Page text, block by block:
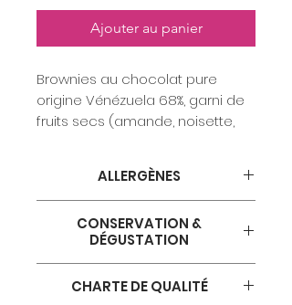
Ajouter au panier
Brownies au chocolat pure
origine Vénézuela 68%, garni de
fruits secs (amande, noisette,
ALLERGÈNES
à coque - arachide
CONSERVATION &
DÉGUSTATION
température ambiante, bien
CHARTE DE QUALITÉ